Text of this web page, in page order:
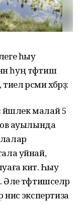
һыу
һуң тәфтиш
рәсми хәбәрҙә:
йәшлек малай 5
ауылында
уйнай,
китә. Һыу
тәфтишселәр
экспертиза